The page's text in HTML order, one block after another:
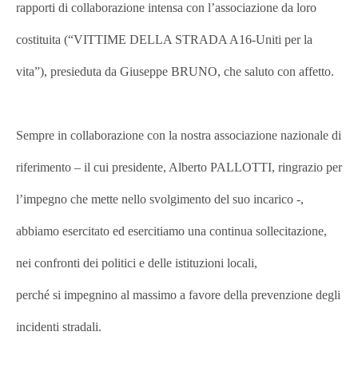
rapporti di collaborazione intensa con l’associazione da loro
costituita (“VITTIME DELLA STRADA A16-Uniti per la
vita”), presieduta da Giuseppe BRUNO, che saluto con affetto.
Sempre in collaborazione con la nostra associazione nazionale di
riferimento – il cui presidente, Alberto PALLOTTI, ringrazio per
l’impegno che mette nello svolgimento del suo incarico -,
abbiamo esercitato ed esercitiamo una continua sollecitazione,
nei confronti dei politici e delle istituzioni locali,
perché si impegnino al massimo a favore della prevenzione degli
incidenti stradali.